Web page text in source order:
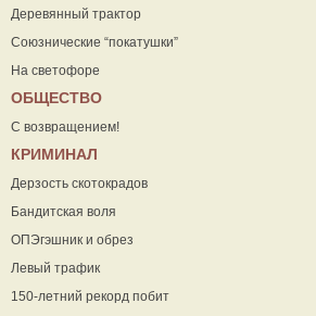
Деревянный трактор
Союзнические “покатушки”
На светофоре
ОБЩЕСТВО
С возвращением!
КРИМИНАЛ
Дерзость скотокрадов
Бандитская воля
ОПЭгэшник и обрез
Левый трафик
150-летний рекорд побит